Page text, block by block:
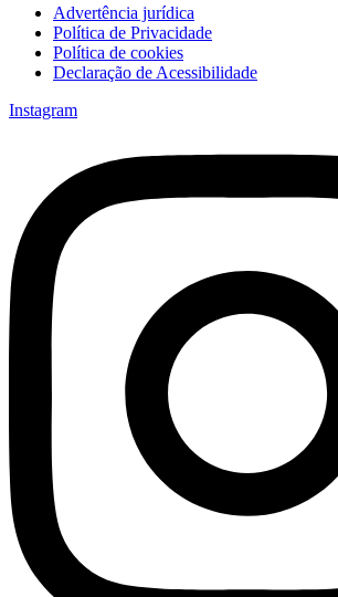
Advertência jurídica
Política de Privacidade
Política de cookies
Declaração de Acessibilidade
Instagram